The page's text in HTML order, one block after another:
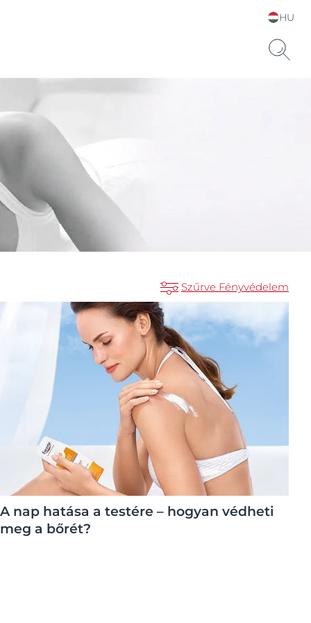
HU
Choose your Language &
Country
Szűrve Fényvédelem
Bőrállapotok
Aknéra hajlamos bőr
Atópiás dermatitisz
Érzékeny bőr
Fejbőr és hajproblémák
Fényvédelem
Hiperérzékeny, bőrpírre hajlamos bőr
Hiperpigmentáció
Idősödő bőr
A nap hatása a testére – hogyan védheti
meg a bőrét?